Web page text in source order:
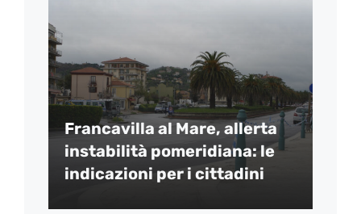
Francavilla al Mare, allerta
instabilità pomeridiana: le
indicazioni per i cittadini